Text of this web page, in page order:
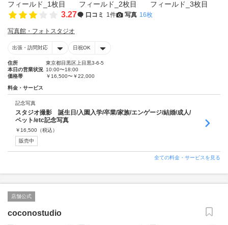
3.27 口コミ 1件 写真 16枚
写真館・フォトスタジオ
出張・訪問対応 日祝OK
住所
東京都目黒区上目黒3-6-5
本日の営業状況 10:00〜18:00
価格帯
￥16,500〜￥22,000
料金・サービス
記念写真
スタジオ撮影 誕生日/入園入学/卒業/家族/エンゲージ/結婚/成人/
ペット/etc記念写真
￥ 16,500 （税込）
販売中
全ての料金・サービスを見る
店舗公式
coconostudio